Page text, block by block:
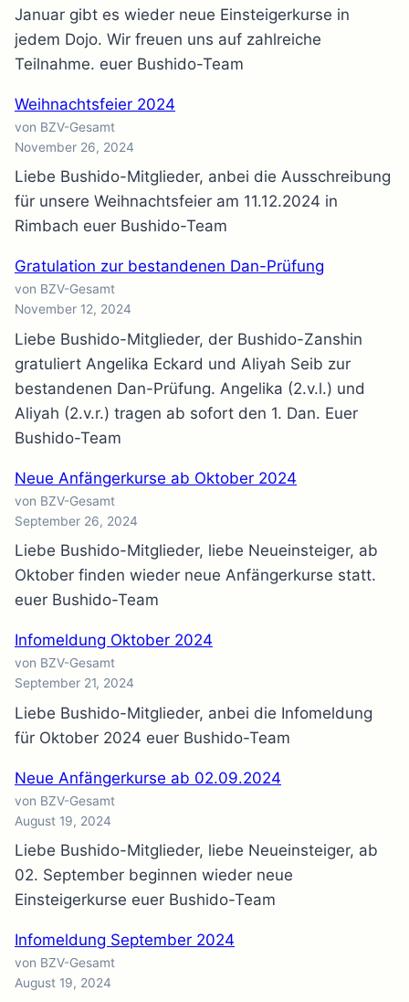
Januar gibt es wieder neue Einsteigerkurse in
jedem Dojo. Wir freuen uns auf zahlreiche
Teilnahme. euer Bushido-Team
Weihnachtsfeier 2024
von BZV-Gesamt
November 26, 2024
Liebe Bushido-Mitglieder, anbei die Ausschreibung
für unsere Weihnachtsfeier am 11.12.2024 in
Rimbach euer Bushido-Team
Gratulation zur bestandenen Dan-Prüfung
von BZV-Gesamt
November 12, 2024
Liebe Bushido-Mitglieder, der Bushido-Zanshin
gratuliert Angelika Eckard und Aliyah Seib zur
bestandenen Dan-Prüfung. Angelika (2.v.l.) und
Aliyah (2.v.r.) tragen ab sofort den 1. Dan. Euer
Bushido-Team
Neue Anfängerkurse ab Oktober 2024
von BZV-Gesamt
September 26, 2024
Liebe Bushido-Mitglieder, liebe Neueinsteiger, ab
Oktober finden wieder neue Anfängerkurse statt.
euer Bushido-Team
Infomeldung Oktober 2024
von BZV-Gesamt
September 21, 2024
Liebe Bushido-Mitglieder, anbei die Infomeldung
für Oktober 2024 euer Bushido-Team
Neue Anfängerkurse ab 02.09.2024
von BZV-Gesamt
August 19, 2024
Liebe Bushido-Mitglieder, liebe Neueinsteiger, ab
02. September beginnen wieder neue
Einsteigerkurse euer Bushido-Team
Infomeldung September 2024
von BZV-Gesamt
August 19, 2024